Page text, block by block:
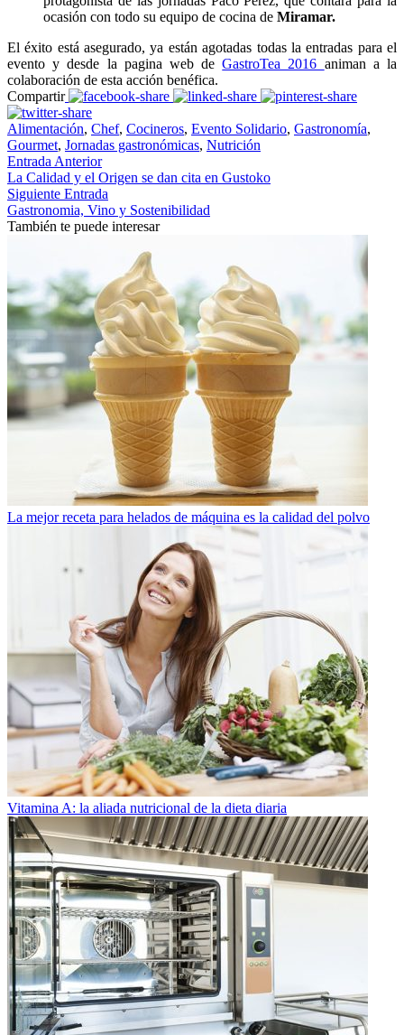
ocasión con todo su equipo de cocina de Miramar.
El éxito está asegurado, ya están agotadas todas la entradas para el
evento y desde la pagina web deGastroTea 2016 animan a la
colaboración de esta acción benéfica.
Compartir
Alimentación, Chef, Cocineros, Evento Solidario, Gastronomía,
Gourmet, Jornadas gastronómicas, Nutrición
Entrada Anterior
La Calidad y el Origen se dan cita en Gustoko
Siguiente Entrada
Gastronomia, Vino y Sostenibilidad
También te puede interesar
La mejor receta para helados de máquina es la calidad del polvo
Vitamina A: la aliada nutricional de la dieta diaria